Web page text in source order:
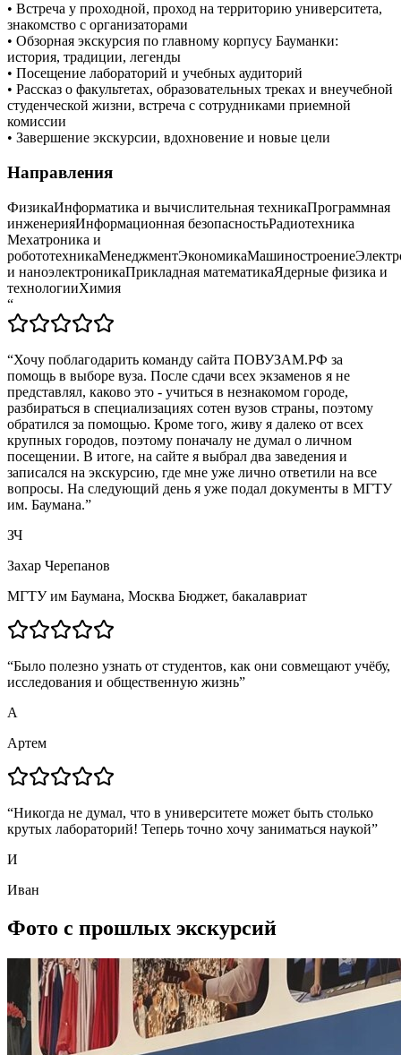
• Встреча у проходной, проход на территорию университета,
знакомство с организаторами
• Обзорная экскурсия по главному корпусу Бауманки:
история, традиции, легенды
• Посещение лабораторий и учебных аудиторий
• Рассказ о факультетах, образовательных треках и внеучебной
студенческой жизни, встреча с сотрудниками приемной
комиссии
• Завершение экскурсии, вдохновение и новые цели
Направления
ФизикаИнформатика и вычислительная техникаПрограммная
инженерияИнформационная безопасностьРадиотехника
Мехатроника и
робототехникаМенеджментЭкономикаМашиностроение
и наноэлектроникаПрикладная математикаЯдерные физика и
технологииХимия
“
“Хочу поблагодарить команду сайта ПОВУЗАМ.РФ за
помощь в выборе вуза. После сдачи всех экзаменов я не
представлял, каково это - учиться в незнакомом городе,
разбираться в специализациях сотен вузов страны, поэтому
обратился за помощью. Кроме того, живу я далеко от всех
крупных городов, поэтому поначалу не думал о личном
посещении. В итоге, на сайте я выбрал два заведения и
записался на экскурсию, где мне уже лично ответили на все
вопросы. На следующий день я уже подал документы в МГТУ
им. Баумана.”
ЗЧ
Захар Черепанов
МГТУ им Баумана, Москва Бюджет, бакалавриат
“Было полезно узнать от студентов, как они совмещают учёбу,
исследования и общественную жизнь”
А
Артем
“Никогда не думал, что в университете может быть столько
крутых лабораторий! Теперь точно хочу заниматься наукой”
И
Иван
Фото с прошлых экскурсий